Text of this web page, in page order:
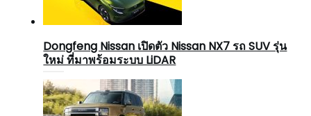
Dongfeng Nissan เปิดตัว Nissan NX7 รถ SUV รุ่น
ใหม่ ที่มาพร้อมระบบ LiDAR